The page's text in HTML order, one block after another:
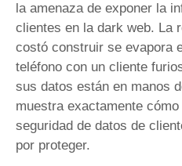
la amenaza de exponer la
clientes en la dark web. La
costó construir se evapora
teléfono con un cliente
sus datos están en manos
muestra exactamente
seguridad de datos de
por proteger.